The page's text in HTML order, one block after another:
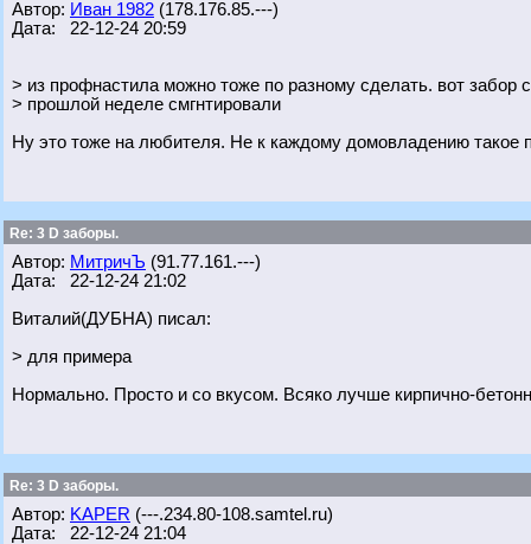
Автор: Иван 1982 (178.176.85.---)
Дата: 22-12-24 20:59
> из профнастила можно тоже по разному сделать. вот забор
> прошлой неделе смгнтировали
Ну это тоже на любителя. Не к каждому домовладению такое
Re: 3 D заборы.
Автор: МитричЪ (91.77.161.---)
Дата: 22-12-24 21:02
Виталий(ДУБНА) писал:
> для примера
Нормально. Просто и со вкусом. Всяко лучше кирпично-
Re: 3 D заборы.
Автор: KAPER (---.234.80-108.samtel.ru)
Дата: 22-12-24 21:04